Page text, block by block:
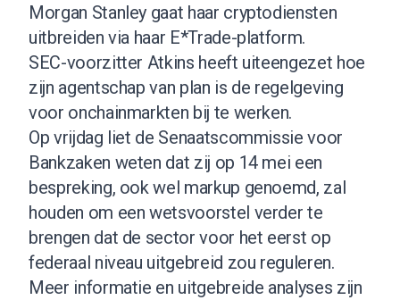
Morgan Stanley gaat haar cryptodiensten
uitbreiden via haar E*Trade-platform.
SEC-voorzitter Atkins heeft uiteengezet hoe
zijn agentschap van plan is de regelgeving
voor onchainmarkten bij te werken.
Op vrijdag liet de Senaatscommissie voor
Bankzaken weten dat zij op 14 mei een
bespreking, ook wel markup genoemd, zal
houden om een wetsvoorstel verder te
brengen dat de sector voor het eerst op
federaal niveau uitgebreid zou reguleren.
Meer informatie en uitgebreide analyses zijn